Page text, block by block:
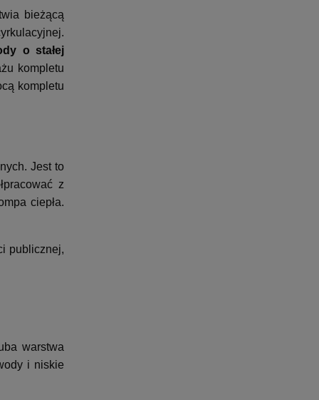
bieżącą
o stałej
kompletu
kompletu
Jest to
z
ciepła.
publicznej,
warstwa
i niskie